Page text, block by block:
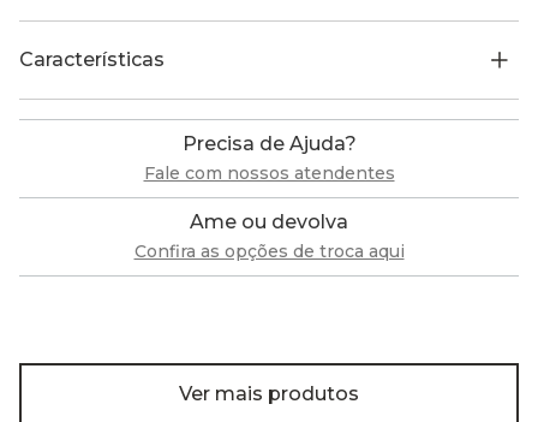
Características
Precisa de Ajuda?
Fale com nossos atendentes
Ame ou devolva
Confira as opções de troca aqui
Ver mais produtos